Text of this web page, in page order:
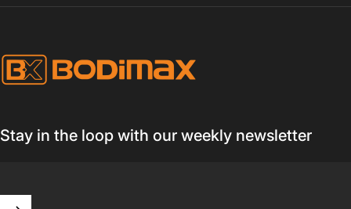
BODIMAX
Stay in the loop with our weekly newsletter